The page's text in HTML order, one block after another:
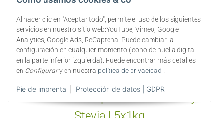
Al hacer clic en "Aceptar todo", permite el uso de los siguientes
servicios en nuestro sitio web:YouTube, Vimeo, Google
Analytics, Google Ads, ReCaptcha. Puede cambiar la
configuración en cualquier momento (icono de huella digital
en la parte inferior izquierda). Puede encontrar más detalles
en Configurary en nuestra política de privacidad
Pie de imprenta Protección de datos | GDPR
Edulcorante en polvo cristalino de
edulcorante en polvo con eritritol y